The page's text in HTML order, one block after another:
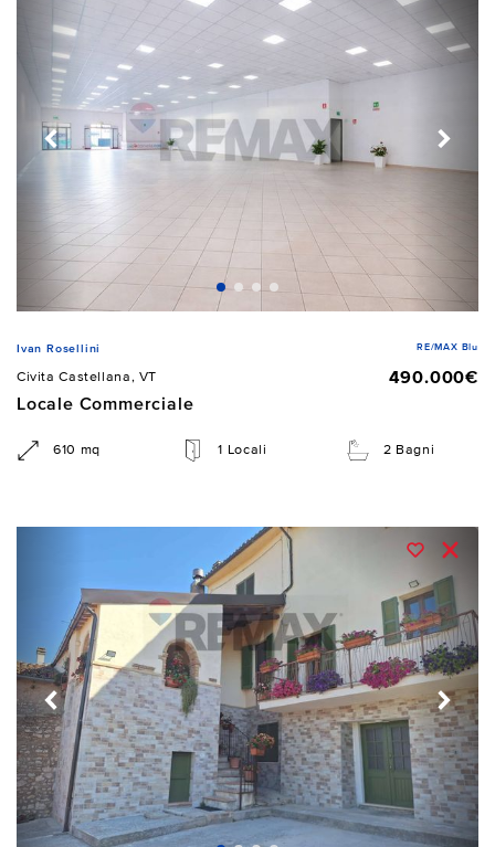
Ivan Rosellini RE/MAX Blu
Civita Castellana, VT
490.000€
Locale Commerciale
610 mq 1 Locali 2 Bagni